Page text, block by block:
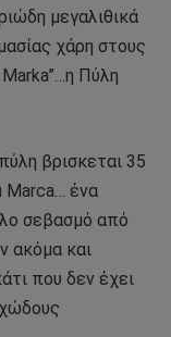
μεγαλιθικά
χάρη στους
Πύλη
βρισκεται 35
Marca… ένα
σεβασμό από
ακόμα και
που δεν έχει